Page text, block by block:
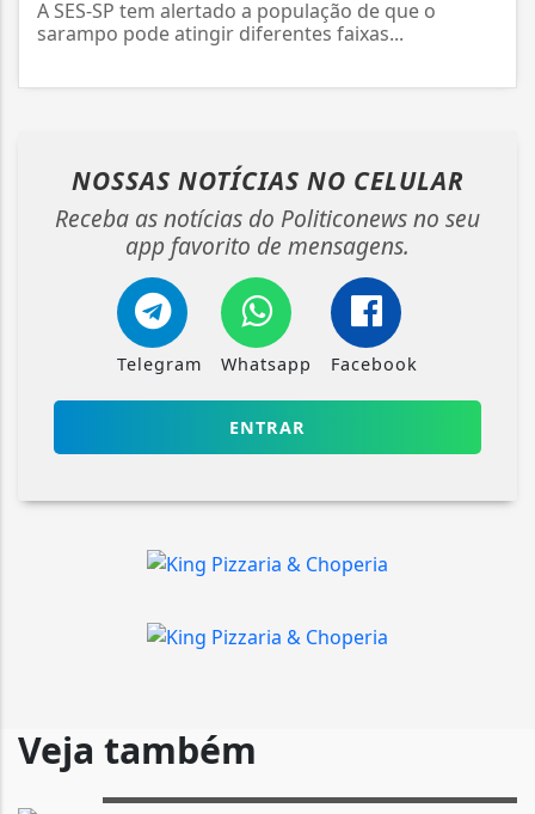
A SES-SP tem alertado a população de que o
sarampo pode atingir diferentes faixas...
NOSSAS NOTÍCIAS NO CELULAR
Receba as notícias do Politiconews no seu
app favorito de mensagens.
Telegram Whatsapp Facebook
ENTRAR
Veja também